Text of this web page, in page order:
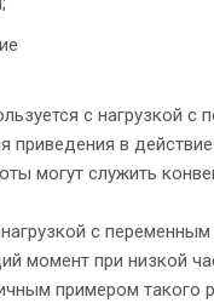
с нагрузкой
в
могут служить
нагрузкой с
момент при низкой
примером